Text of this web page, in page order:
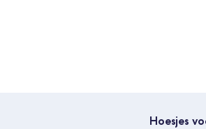
Hoesjes